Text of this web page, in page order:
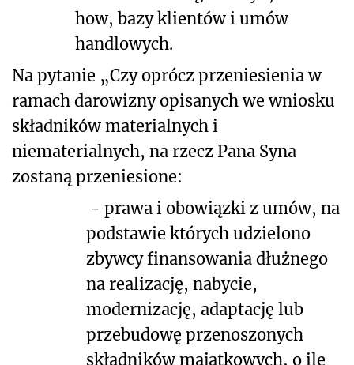
how, bazy klientów i umów
handlowych.
Na pytanie „Czy oprócz przeniesienia w
ramach darowizny opisanych we wniosku
składników materialnych i
niematerialnych, na rzecz Pana Syna
zostaną przeniesione:
- prawa i obowiązki z umów, na
podstawie których udzielono
zbywcy finansowania dłużnego
na realizację, nabycie,
modernizację, adaptację lub
przebudowę przenoszonych
składników majątkowych, o ile